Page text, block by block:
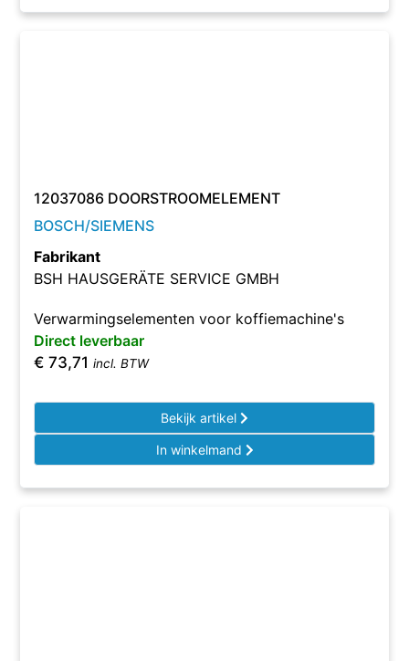
12037086 DOORSTROOMELEMENT
BOSCH/SIEMENS
Fabrikant
BSH HAUSGERÄTE SERVICE GMBH
Verwarmingselementen voor koffiemachine's
Direct leverbaar
€ 73,71 incl. BTW
Bekijk artikel
In winkelmand